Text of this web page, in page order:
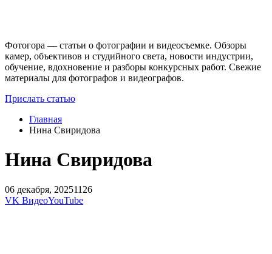
Фотогора — статьи о фотографии и видеосъемке. Обзоры
камер, объективов и студийного света, новости индустрии,
обучение, вдохновение и разборы конкурсных работ. Свежие
материалы для фотографов и видеографов.
Прислать статью
Главная
Нина Свиридова
Нина Свиридова
06 декабря, 20251126
VK ВидеоYouTube